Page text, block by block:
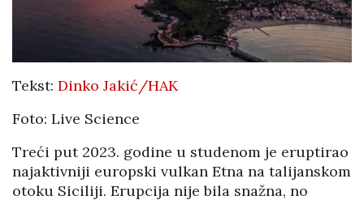
Tekst: Dinko Jakić/HAK
Foto: Live Science
Treći put 2023. godine u studenom je eruptirao
najaktivniji europski vulkan Etna na talijanskom
otoku Siciliji. Erupcija nije bila snažna, no